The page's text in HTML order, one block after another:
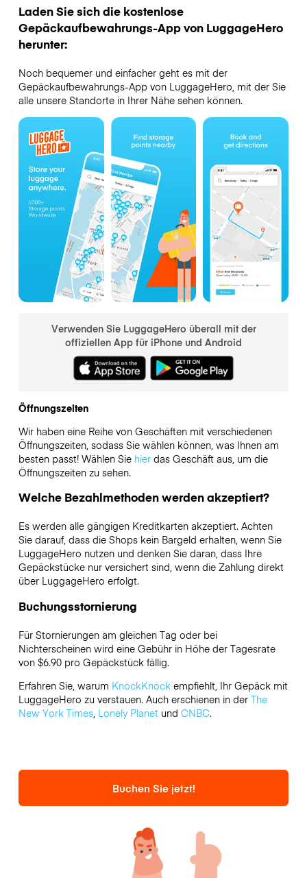
Laden Sie sich die kostenlose
Gepäckaufbewahrungs-App von LuggageHero
herunter:
Noch bequemer und einfacher geht es mit der
Gepäckaufbewahrungs-App von LuggageHero, mit der Sie
alle unsere Standorte in Ihrer Nähe sehen können.
Verwenden Sie LuggageHero überall mit der
offiziellen App für iPhone und Android
Öffnungszeiten
Wir haben eine Reihe von Geschäften mit verschiedenen
Öffnungszeiten, sodass Sie wählen können, was Ihnen am
besten passt! Wählen Sie hierdas Geschäft aus, um die
Öffnungszeiten zu sehen.
Welche Bezahlmethoden werden akzeptiert?
Es werden alle gängigen Kreditkarten akzeptiert. Achten
Sie darauf, dass die Shops kein Bargeld erhalten, wenn Sie
LuggageHero nutzen und denken Sie daran, dass Ihre
Gepäckstücke nur versichert sind, wenn die Zahlung direkt
über LuggageHero erfolgt.
Buchungsstornierung
Für Stornierungen am gleichen Tag oder bei
Nichterscheinen wird eine Gebühr in Höhe der Tagesrate
von $6.90 pro Gepäckstück fällig.
Erfahren Sie, warum KnockKnockempfiehlt, Ihr Gepäck mit
LuggageHero zu verstauen. Auch erschienen in der The
New York Times, Lonely Planetund CNBC.
Buchen Sie jetzt!